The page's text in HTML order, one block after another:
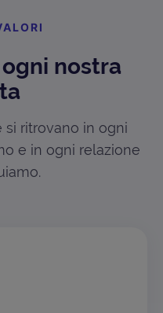
nostra
si ritrovano in ogni
e in ogni relazione